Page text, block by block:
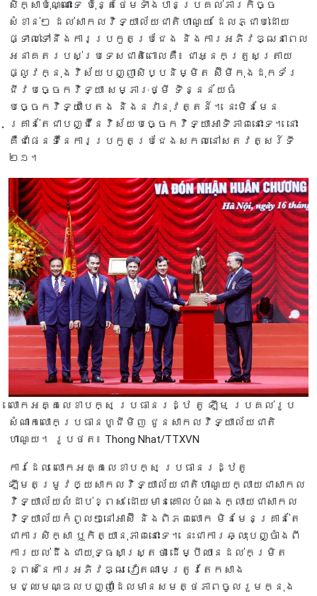
សិក្សាប៉ុណ្ណោះទេ ប៉ុន្តែថែមទាំងបានប្រគល់ភារកិច្ច
សំខាន់ៗ ដល់សាកលវិទ្យាល័យជាតិហាណូយ ដែលភ្ជាប់ដោយ
ផ្ទាល់ទៅនឹងការប្រកួតប្រជែង និងការអភិវឌ្ឍនាពេល
អនាគតរបស់ប្រទេសជាតិពោលគឺ៖ ជាអ្នកត្រួសត្រាយ
ផ្លូវក្នុងវិស័យបញ្ញាសិប្បនិម្មិត ស៊ីមីកុងដុកទ័រ
ជីវបច្ចេកវិទ្យា សម្ភារៈថ្មី ទិន្នន័យធំ
បច្ចេកវិទ្យាបៃតង និងនវានុវត្តន៍។ នេះមិនមែន
គ្រាន់តែជាបញ្ជីនៃវិស័យបច្ចេកវិទ្យាអាទិភាពនោះទេ។ នោះ
គឺជាផែនទីនៃការប្រកួតប្រជែងសកលនៅសតវត្សរ៍ទី
២១។
លោក​អគ្គលេខា​បក្ស ប្រធានរដ្ឋ តូ ឡឹម ប្រគល់រូប
សំណាកលោកប្រធានហូជីមិញ ជូនសាកលវិទ្យាល័យជាតិ
ហាណូយ។ រូបថត៖ Thong Nhat/TTXVN
ការដែល លោកអគ្គលេខាបក្ស ប្រធានរដ្ឋតូ
ឡឹមតម្រូវឲ្យសាកលវិទ្យាល័យជាតិហាណូយក្លាយជាសាកល
វិទ្យាល័យលំដាប់ខ្ពស់ ដោយមានគោលបំណងក្លាយជាសាកល
វិទ្យាល័យកំពូលៗនៅអាស៊ី និងពិភពលោក មិនមែនគ្រាន់តែ
ជាការសិក្សា ឬកិត្យានុភាពនោះទេ។​ នេះជាការឆ្លុះបញ្ចាំងពី
ការយល់ដឹងជាយុទ្ធសាស្ត្រថា ដើម្បីឈានដល់កម្រិត
ខ្ពស់នៃការអភិវឌ្ឍ វៀតណាមត្រូវតែកសាង
មជ្ឈមណ្ឌលបញ្ញាដែលមានសមត្ថភាពចូលរួមក្នុង